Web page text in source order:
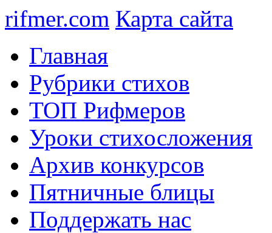
rifmer.com Карта сайта
Главная
Рубрики стихов
ТОП Рифмеров
Уроки стихосложения
Архив конкурсов
Пятничные блицы
Поддержать нас